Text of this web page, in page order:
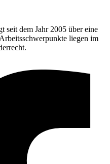
seit dem Jahr 2005 über eine
liegen im